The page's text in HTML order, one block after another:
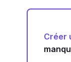
Créer